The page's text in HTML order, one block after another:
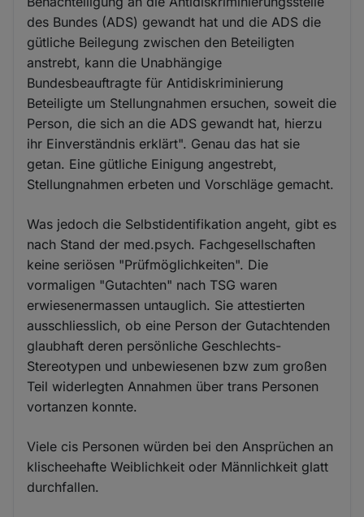
des Bundes (ADS) gewandt hat und die ADS die
gütliche Beilegung zwischen den Beteiligten
anstrebt, kann die Unabhängige
Bundesbeauftragte für Antidiskriminierung
Beteiligte um Stellungnahmen ersuchen, soweit die
Person, die sich an die ADS gewandt hat, hierzu
ihr Einverständnis erklärt". Genau das hat sie
getan. Eine gütliche Einigung angestrebt,
Stellungnahmen erbeten und Vorschläge gemacht.
Was jedoch die Selbstidentifikation angeht, gibt es
nach Stand der med.psych. Fachgesellschaften
keine seriösen "Prüfmöglichkeiten". Die
vormaligen "Gutachten" nach TSG waren
erwiesenermassen untauglich. Sie attestierten
ausschliesslich, ob eine Person der Gutachtenden
glaubhaft deren persönliche Geschlechts-
Stereotypen und unbewiesenen bzw zum großen
Teil widerlegten Annahmen über trans Personen
vortanzen konnte.
Viele cis Personen würden bei den Ansprüchen an
klischeehafte Weiblichkeit oder Männlichkeit glatt
durchfallen.